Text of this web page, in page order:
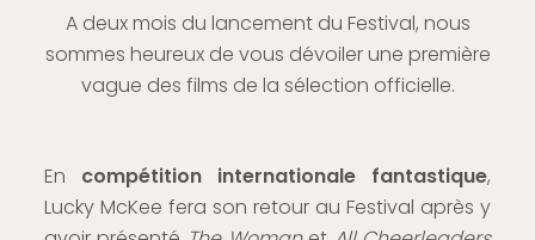
A deux mois du lancement du Festival, nous
sommes heureux de vous dévoiler une première
vague des films de la sélection officielle.
En compétition internationale fantastique,
Lucky McKee fera son retour au Festival après y